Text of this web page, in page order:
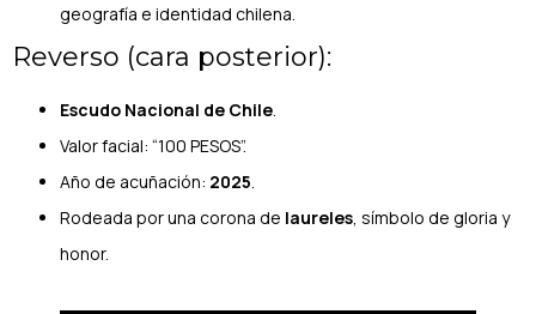
geografía e identidad chilena.
Reverso (cara posterior):
Escudo Nacional de Chile.
Valor facial: “100 PESOS”.
Año de acuñación: 2025.
Rodeada por una corona de laureles, símbolo de gloria y
honor.